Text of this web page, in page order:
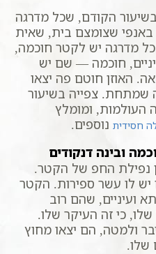
הקודם, שכל מדרגה
שצומצם בית, שאית
מדרגה יש לקטר חוכמה,
חוכמה — שם יש
האוזן חוטם פה יצאו
שמתחת. צפייה בשיעור
העולמות, ומומלץ
חסידית נוספים.
ובינה דנקודים
נפילת החפ של הקטר.
לו עשר ספירות. הקטר
ועיניים, שהם רוב
כי זה העיקר שלו.
ולמטה, הם יצאו מחוץ
שלו.